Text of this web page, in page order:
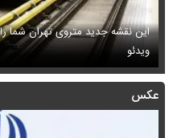
این نقشه جدید متروی تهران شما
ویدئو
عکس